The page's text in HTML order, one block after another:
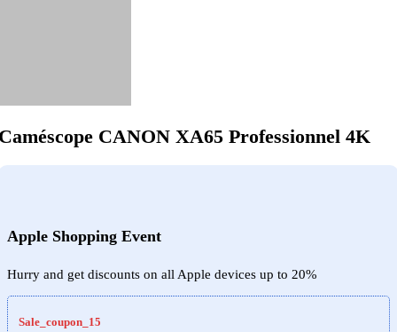
CANON XA65 Professionnel 4K
Apple Shopping Event
Hurry and get discounts on all Apple devices up to 20%
Sale_coupon_15